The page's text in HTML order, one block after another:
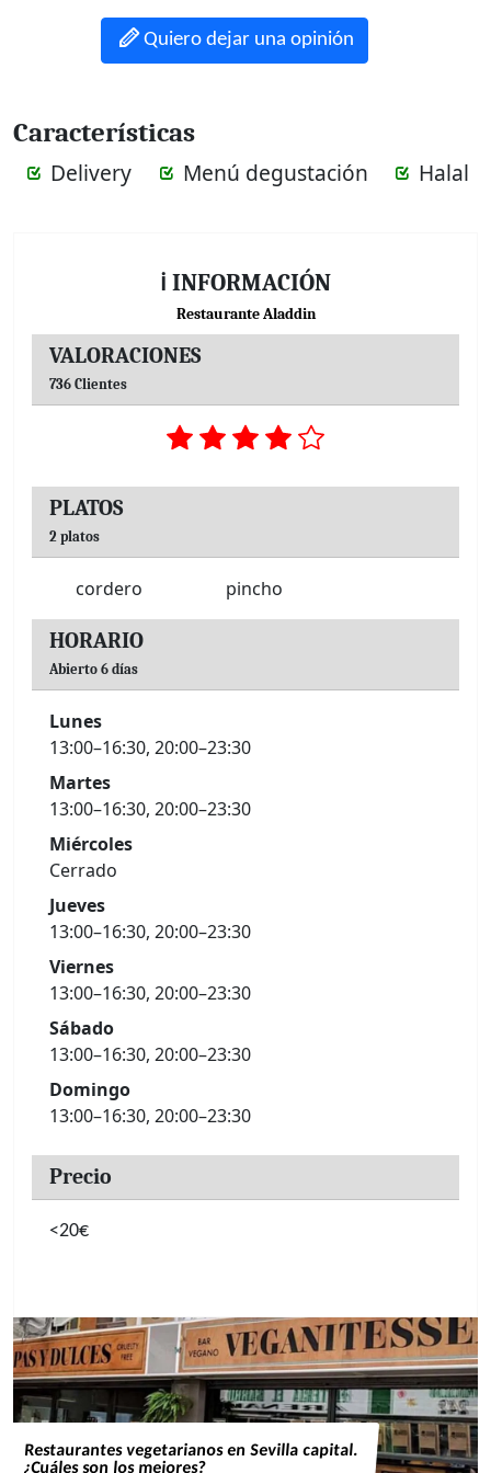
Quiero dejar una opinión
Características
Delivery Menú degustación Halal
ℹ INFORMACIÓN
Restaurante Aladdin
VALORACIONES
736 Clientes
PLATOS
2 platos
cordero pincho
HORARIO
Abierto 6 días
Lunes
13:00–16:30, 20:00–23:30
Martes
13:00–16:30, 20:00–23:30
Miércoles
Cerrado
Jueves
13:00–16:30, 20:00–23:30
Viernes
13:00–16:30, 20:00–23:30
Sábado
13:00–16:30, 20:00–23:30
Domingo
13:00–16:30, 20:00–23:30
Precio
<20€
Restaurantes vegetarianos en Sevilla capital.
¿Cuáles son los mejores?